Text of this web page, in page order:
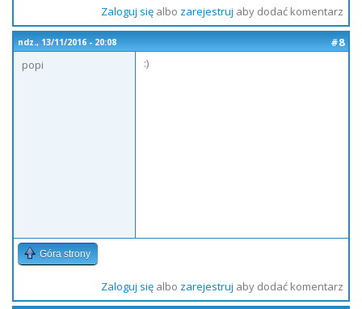
Zaloguj sięalbo zarejestruj aby dodać komentarz
ndz., 13/11/2016 - 20:08
#8
popi
:)
Góra strony
Zaloguj sięalbo zarejestruj aby dodać komentarz